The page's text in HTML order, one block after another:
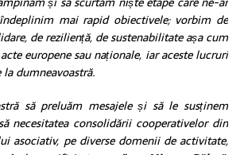
mai rapid obiectivele; vorbim de
de reziliență, de sustenabilitate așa cum
europene sau naționale, iar aceste lucruri
dumneavoastră.
să preluăm mesajele și să le susținem
necesitatea consolidării cooperativelor din
asociativ, pe diverse domenii de activitate,